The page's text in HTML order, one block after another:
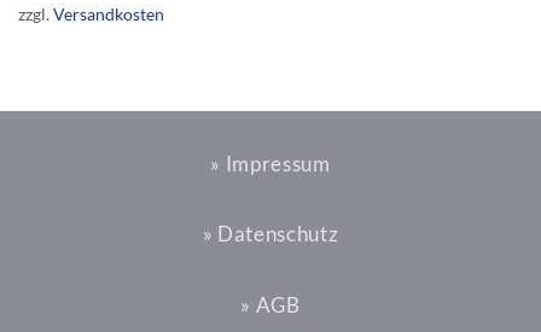
zzgl.Versandkosten
» Impressum
» Datenschutz
» AGB